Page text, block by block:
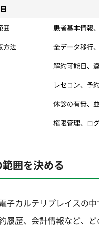
囲
患者基本情報
方法
全データ移行
解約可能日、
レセコン、予
休診の有無、
権限管理、ロ
囲を決める
子カルテリプレイスの
履歴、会計情報など、